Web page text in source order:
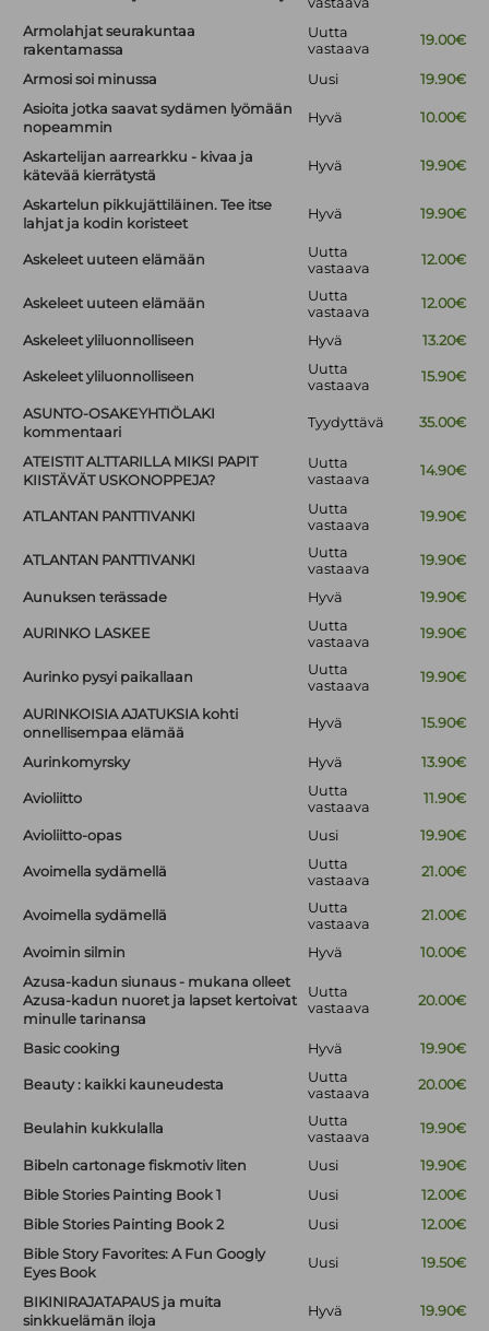
Armolahjat seurakuntaa
rakentamassa
Uutta
vastaava
19.00€
Armosi soi minussa Uusi
19.90€
Asioita jotka saavat sydämen lyömään
nopeammin
Hyvä 10.00€
Askartelijan aarrearkku - kivaa ja
kätevää kierrätystä
Hyvä 19.90€
Askartelun pikkujättiläinen. Tee itse
lahjat ja kodin koristeet
Hyvä 19.90€
Askeleet uuteen elämään
Uutta
vastaava
12.00€
Askeleet uuteen elämään
Uutta
vastaava
12.00€
Askeleet yliluonnolliseen Hyvä 13.20€
Askeleet yliluonnolliseen
Uutta
vastaava
15.90€
ASUNTO-OSAKEYHTIÖLAKI
kommentaari
Tyydyttävä 35.00€
ATEISTIT ALTTARILLA MIKSI PAPIT
KIISTÄVÄT USKONOPPEJA?
Uutta
vastaava
14.90€
ATLANTAN PANTTIVANKI
Uutta
vastaava
19.90€
ATLANTAN PANTTIVANKI
Uutta
vastaava
19.90€
Aunuksen terässade Hyvä 19.90€
AURINKO LASKEE
Uutta
vastaava
19.90€
Aurinko pysyi paikallaan
Uutta
vastaava
19.90€
AURINKOISIA AJATUKSIA kohti
onnellisempaa elämää
Hyvä 15.90€
Aurinkomyrsky Hyvä 13.90€
Avioliitto
Uutta
vastaava
11.90€
Avioliitto-opas Uusi 19.90€
Avoimella sydämellä
Uutta
vastaava
21.00€
Avoimella sydämellä
Uutta
vastaava
21.00€
Avoimin silmin Hyvä
10.00€
Azusa-kadun siunaus - mukana olleet
Azusa-kadun nuoret ja lapset kertoivat
minulle tarinansa
Uutta
vastaava
20.00€
Basic cooking Hyvä 19.90€
Beauty : kaikki kauneudesta
Uutta
vastaava
20.00€
Beulahin kukkulalla
Uutta
vastaava
19.90€
Bibeln cartonage fiskmotiv liten Uusi
19.90€
Bible Stories Painting Book 1
Uusi
12.00€
Bible Stories Painting Book 2
Uusi
12.00€
Bible Story Favorites: A Fun Googly
Eyes Book
Uusi 19.50€
BIKINIRAJATAPAUS ja muita
sinkkuelämän iloja
Hyvä 19.90€